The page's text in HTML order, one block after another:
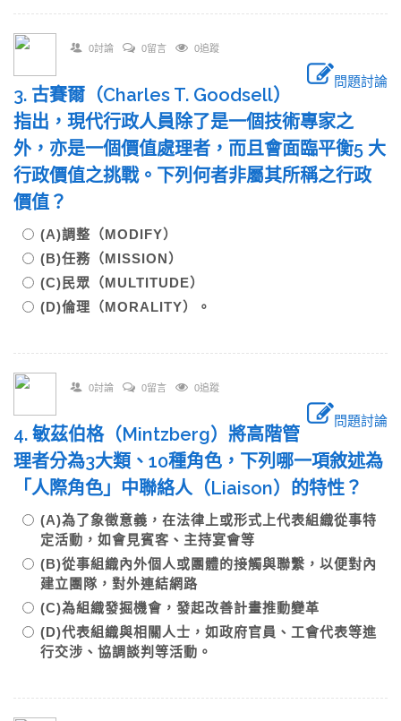
0討論 0留言 0追蹤
問題討論
3. 古賽爾（Charles T. Goodsell）
指出，現代行政人員除了是一個技術專家之
外，亦是一個價值處理者，而且會面臨平衡5 大
行政價值之挑戰。下列何者非屬其所稱之行政
價值？
(A)調整（MODIFY）
(B)任務（MISSION）
(C)民眾（MULTITUDE）
(D)倫理（MORALITY）。
0討論 0留言 0追蹤
問題討論
4. 敏茲伯格（Mintzberg）將高階管
理者分為3大類、10種角色，下列哪一項敘述為
「人際角色」中聯絡人（Liaison）的特性？
(A)為了象徵意義，在法律上或形式上代表組織從事特
定活動，如會見賓客、主持宴會等
(B)從事組織內外個人或團體的接觸與聯繫，以便對內
建立團隊，對外連結網路
(C)為組織發掘機會，發起改善計畫推動變革
(D)代表組織與相關人士，如政府官員、工會代表等進
行交涉、協調談判等活動。